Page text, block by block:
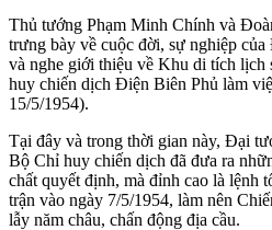
Thủ tướng Phạm Minh Chính và
trưng bày về cuộc đời, sự nghiệp
và nghe giới thiệu về Khu di tích
huy chiến dịch Điện Biên Phủ làm
15/5/1954).
Tại đây và trong thời gian này, Đại
Bộ Chỉ huy chiến dịch đã đưa ra
chất quyết định, mà đỉnh cao là lệnh
trận vào ngày 7/5/1954, làm nên
lẫy năm châu, chấn động địa cầu.